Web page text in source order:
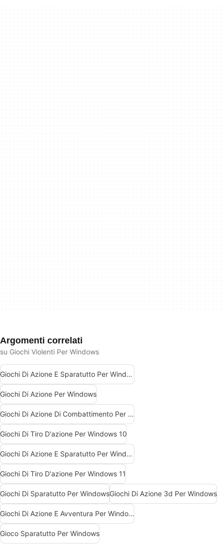
Argomenti correlati
su Giochi Violenti Per Windows
Giochi Di Azione E Sparatutto Per Windows
Giochi Di Azione Per Windows
Giochi Di Azione Di Combattimento Per Windows
Giochi Di Tiro D'azione Per Windows 10
Giochi Di Azione E Sparatutto Per Windows 7
Giochi Di Tiro D'azione Per Windows 11
Giochi Di Sparatutto Per WindowsGiochi Di Azione 3d Per Windows
Giochi Di Azione E Avventura Per Windows
Gioco Sparatutto Per Windows